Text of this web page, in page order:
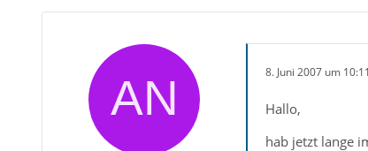
8. Juni 2007 um 10:11
Hallo,
hab jetzt lange